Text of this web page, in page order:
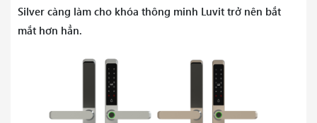
Silver càng làm cho khóa thông minh Luvit trở nên bắt
mắt hơn hẳn.